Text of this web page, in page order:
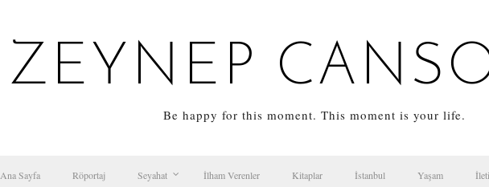
ZEYNEP
Be happy for this moment. This moment is your life.
Ana Sayfa Röportaj Seyahat İlham Verenler Kitaplar İstanbul Yaşam